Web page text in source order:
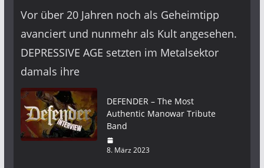
Vor über 20 Jahren noch als Geheimtipp
avanciert und nunmehr als Kult angesehen.
DEPRESSIVE AGE setzten im Metalsektor
damals ihre
DEFENDER – The Most
Authentic Manowar Tribute
Band
8. März 2023